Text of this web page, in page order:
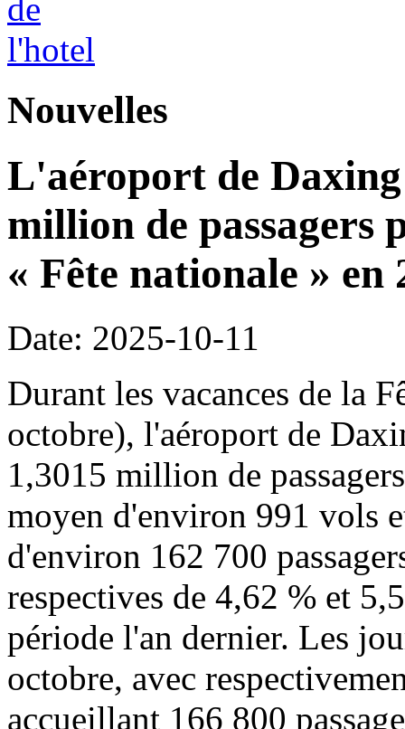
Nouvelles
L'aéroport de
million de passagers
« Fête nationale » en
Date: 2025-10-11
Durant les vacances de la
octobre), l'aéroport de
1,3015 million de
moyen d'environ 991 vols
d'environ 162 700
respectives de 4,62 % et
période l'an dernier. Les
octobre, avec
accueillant 166 800